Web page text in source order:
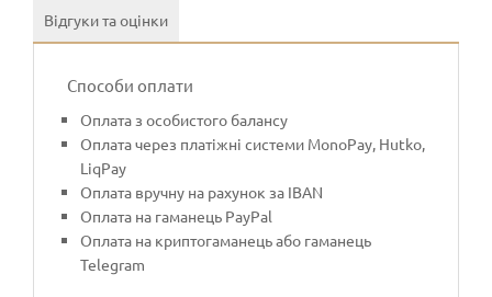
Відгуки та оцінки
Способи оплати
Оплата з особистого балансу
Оплата через платіжні системи MonoPay, Hutko,
LiqPay
Оплата вручну на рахунок за IBAN
Оплата на гаманець PayPal
Оплата на криптогаманець або гаманець
Telegram